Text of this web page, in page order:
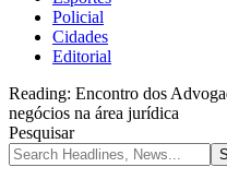
Policial
Cidades
Editorial
Reading: Encontro dos
negócios na área jurídica
Pesquisar